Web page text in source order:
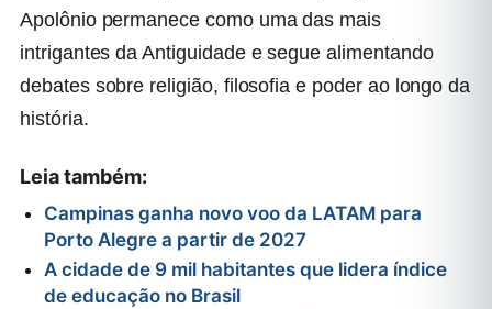
Apolônio permanece como uma das mais
intrigantes da Antiguidade e segue alimentando
debates sobre religião, filosofia e poder ao longo da
história.
Leia também:
Campinas ganha novo voo da LATAM para
Porto Alegre a partir de 2027
A cidade de 9 mil habitantes que lidera índice
de educação no Brasil